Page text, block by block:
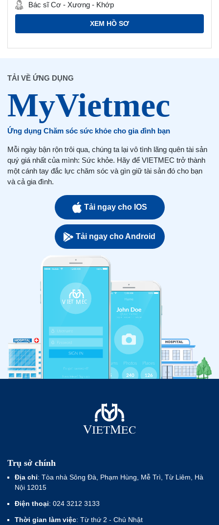
Bác sĩ Cơ - Xương - Khớp
XEM HỒ SƠ
TẢI VỀ ỨNG DỤNG
Ứng dụng Chăm sóc sức khỏe cho gia đình bạn
Mỗi ngày bận rộn trôi qua, chúng ta lại vô tình lãng quên tài sản
quý giá nhất của mình: Sức khỏe. Hãy để VIETMEC trở thành
một cánh tay đắc lực chăm sóc và gìn giữ tài sản đó cho bạn
và cả gia đình.
Tải ngay cho IOS
Tải ngay cho Android
Trụ sở chính
Địa chỉ: Tòa nhà Sông Đà, Phạm Hùng, Mễ Trì, Từ Liêm, Hà
Nội 12015
Điện thoại: 024 3212 3133
Thời gian làm việc: Từ thứ 2 - Chủ Nhật